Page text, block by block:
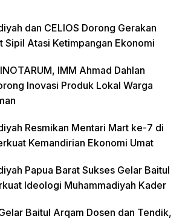
dan CELIOS Dorong Gerakan
Sipil Atasi Ketimpangan Ekonomi
IMM Ahmad Dahlan
Inovasi Produk Lokal Warga
Resmikan Mentari Mart ke-7 di
Kemandirian Ekonomi Umat
Papua Barat Sukses Gelar Baitul
Ideologi Muhammadiyah Kader
Baitul Arqam Dosen dan Tendik,